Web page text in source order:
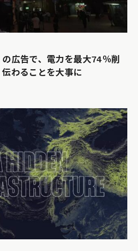
の広告で、電力を最大74％削
わることを大事に